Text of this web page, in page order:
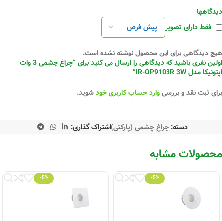
دیدگاهها
فقط دارای تصویر
هیچ دیدگاهی برای این محصول نوشته نشده است.
اولین نفری باشید که دیدگاهی را ارسال می کنید برای “چراغ چشمی 3 وات
اپتونیکا مدل IR-OP9103R 3W”
برای ثبت نقد و بررسیوارد حساب کاربری خودشوید.
دسته: چراغ چشمی (پارکتی)اشتراک گذاری:
محصولات مشابه
-5%
-5%